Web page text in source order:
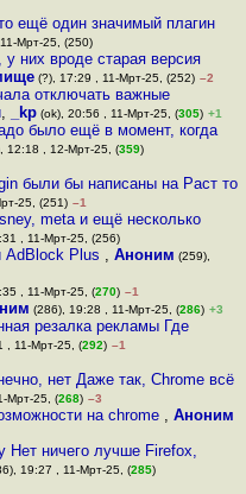
ещё один значимый плагин
Мрт-25, (250)
них вроде старая версия
(?), 17:29 , 11-Мрт-25, (252) –2
отключать важные
, _kp(ok), 20:56 , 11-Мрт-25, (305) +1
было ещё в момент, когда
12:18 , 12-Мрт-25, (359)
были бы написаны на Раст то
25, (251) –1
meta и ещё несколько
, 11-Мрт-25, (256)
AdBlock Plus ,Аноним (259),
, 11-Мрт-25, (270) –1
(286), 19:28 , 11-Мрт-25, (286) +3
резалка рекламы Где
, 11-Мрт-25, (292) –1
нет Даже так, Chrome всё
Мрт-25, (268) –3
на chrome , Аноним
Нет ничего лучше Firefox,
19:27 , 11-Мрт-25, (285)